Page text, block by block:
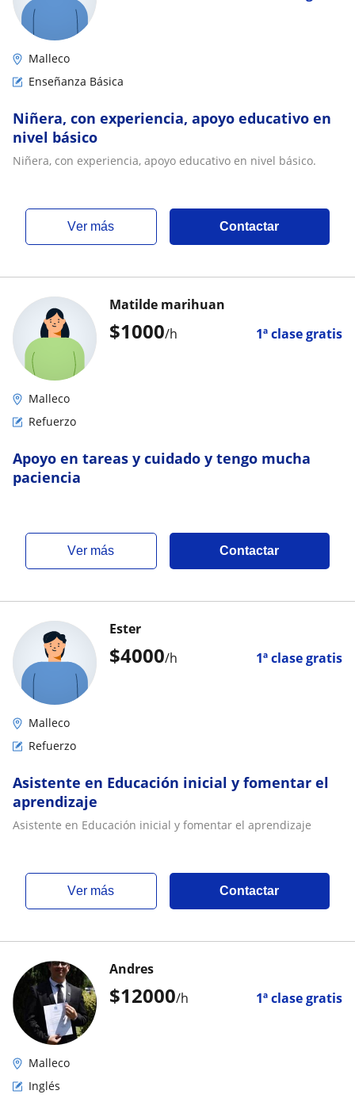
Malleco
Enseñanza Básica
Niñera, con experiencia, apoyo educativo en
nivel básico
Niñera, con experiencia, apoyo educativo en nivel básico.
ver más Contactar
$1000/h 1ª clase gratis
Matilde marihuan
Malleco
Refuerzo
Apoyo en tareas y cuidado y tengo mucha
paciencia
ver más Contactar
$4000/h 1ª clase gratis
Ester
Malleco
Refuerzo
Asistente en Educación inicial y fomentar el
aprendizaje
Asistente en Educación inicial y fomentar el aprendizaje
ver más Contactar
$12000/h 1ª clase gratis
Andres
Malleco
Inglés